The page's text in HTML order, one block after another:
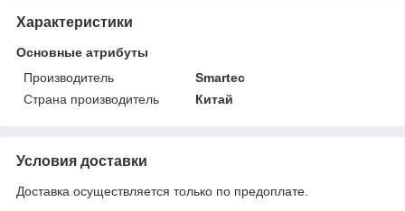
Характеристики
Основные атрибуты
Производитель
Smartec
Страна производитель
Китай
Условия доставки
Доставка осуществляется только по предоплате.